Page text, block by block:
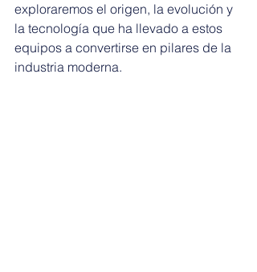
exploraremos el origen, la evolución y
la tecnología que ha llevado a estos
equipos a convertirse en pilares de la
industria moderna.